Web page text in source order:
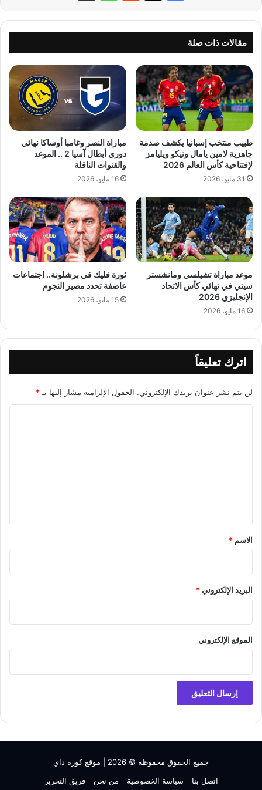
مقالات ذات صلة
طبيب منتخب إسبانيا يكشف صدمة
جاهزية لامين يامال ونيكو ويليامز
لإفتتاحية كأس العالم 2026
31 مايو، 2026
مباراة النصر وغامبا أوساكا نهائي
دوري أبطال آسيا 2 .. الموعد
والقنوات الناقلة
16 مايو، 2026
موعد مباراة تشيلسي ومانشستر
سيتي في نهائي كأس الاتحاد
الإنجليزي 2026
16 مايو، 2026
ثورة فليك في برشلونة.. اجتماعات
عاصفة تحدد مصير النجوم
15 مايو، 2026
اترك تعليقاً
لن يتم نشر عنوان بريدك الإلكتروني. الحقول الإلزامية مشار إليها بـ *
*
الاسم *
البريد الإلكتروني*
الموقع الإلكتروني
جميع الحقوق محفوظة © 2026 |
موقع كورة داي
اتصل بنا
سياسة الخصوصية من نحن فريق التحرير